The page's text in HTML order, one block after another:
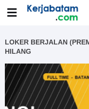
LOKER BERJALAN
HILANG